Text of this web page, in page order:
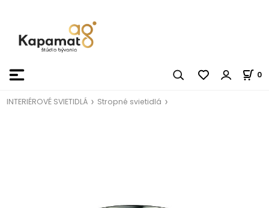
0
INTERIÉROVÉ SVIETIDLÁ Stropné svietidlá